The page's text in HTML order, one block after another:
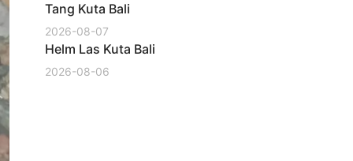
Tang Kuta Bali
2026-08-07
Helm Las Kuta Bali
2026-08-06